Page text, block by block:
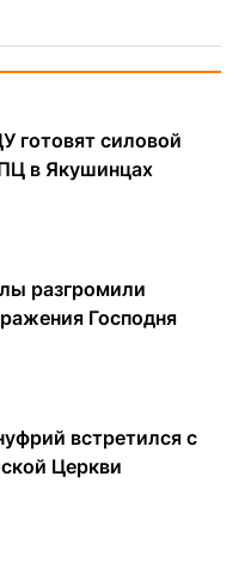
готовят силовой
в Якушинцах
разгромили
Господня
встретился с
Церкви